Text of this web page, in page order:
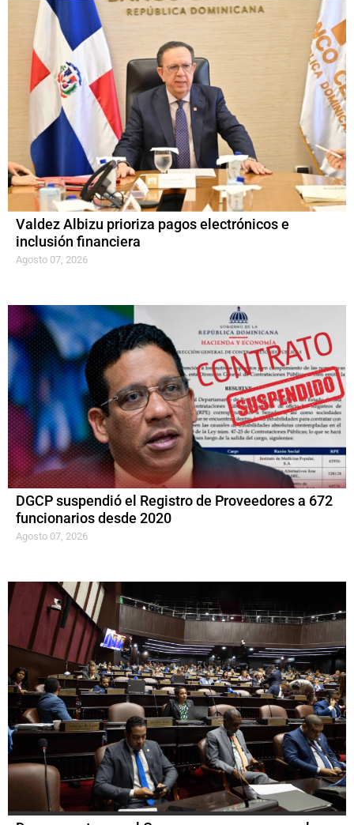
Valdez Albizu prioriza pagos electrónicos e
inclusión financiera
Agosto 07, 2026
DGCP suspendió el Registro de Proveedores a 672
funcionarios desde 2020
Agosto 07, 2026